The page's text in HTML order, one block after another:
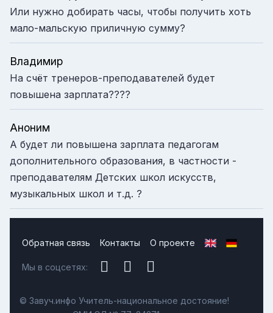
Или нужно добирать часы, чтобы получить хоть
мало-мальскую приличную сумму?
Владимир
На счёт тренеров-преподавателей будет
повышена зарплата????
Аноним
А будет ли повышена зарплата педагогам
дополнительного образования, в частности -
преподавателям Детских школ искусств,
музыкальных школ и т.д. ?
Обратная связь Контакты О проекте
Мы в соцсетях:
© Завуч.инфо Учитель-национальное достояние!